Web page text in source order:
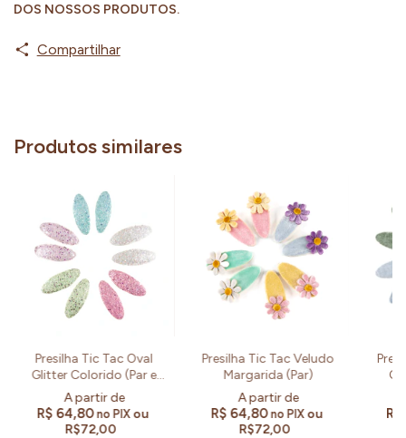
DOS NOSSOS PRODUTOS.
Compartilhar
Produtos similares
Presilha Tic Tac Oval
Glitter Colorido (Par e
Kit)
R$ 64,80no PIX ou
R$72,00
Presilha Tic Tac Veludo
Margarida (Par)
R$ 64,80no PIX ou
R$72,00